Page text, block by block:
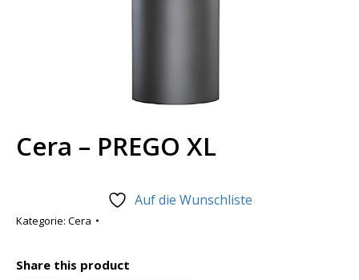
Cera – PREGO XL
Auf die Wunschliste
Kategorie: Cera
Share this product